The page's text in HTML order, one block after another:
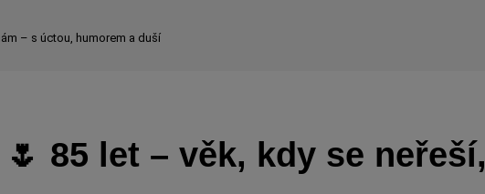
– s úctou, humorem a duší
🌷 85 let – věk, kdy se